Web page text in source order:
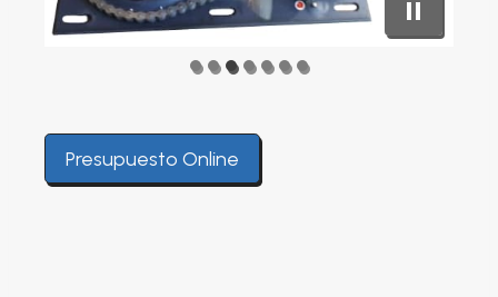
Presupuesto Online